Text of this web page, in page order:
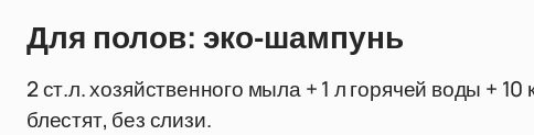
Для полов: эко-шампунь
2 ст.л. хозяйственного мыла + 1 л горячей воды +
блестят, без слизи.